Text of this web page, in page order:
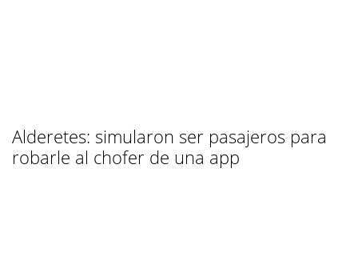
Alderetes: simularon ser pasajeros para
robarle al chofer de una app